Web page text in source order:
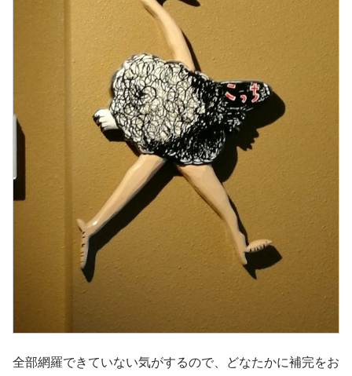
全部網羅できていない気がするので、どなたかに補完をお